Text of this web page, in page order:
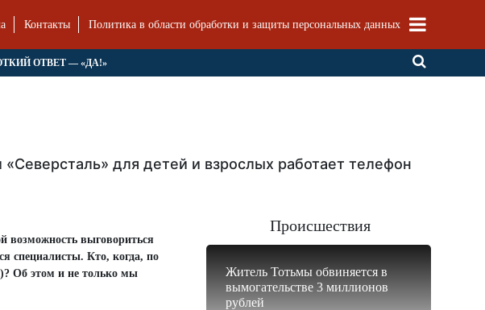
Контакты Политика в области обработки и защиты персональных данных
ОТВЕТ — «ДА!»
для детей и взрослых работает телефон
возможность выговориться
специалисты. Кто, когда, по
Об этом и не только мы
Происшествия
Житель Тотьмы обвиняется в
вымогательстве 3 миллионов
рублей